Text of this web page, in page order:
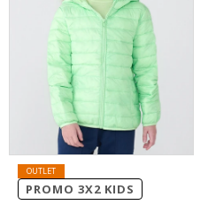
PROMO 3X2 KIDS